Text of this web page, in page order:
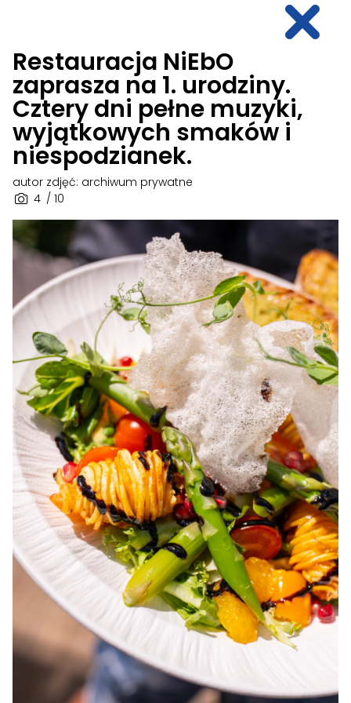
Restauracja NiEbO
zaprasza na 1. urodziny.
Cztery dni pełne muzyki,
wyjątkowych smaków i
niespodzianek.
4 / 10
autor zdjęć: archiwum prywatne